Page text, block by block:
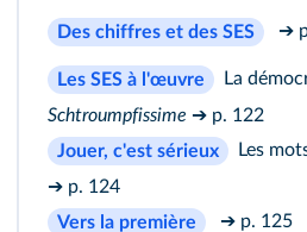
Des chiffres et des SES ➔
Les SES à l'œuvre La
Schtroumpfissime ➔ p. 122
Jouer, c'est sérieux
Les
➔ p. 124
Vers la première
➔ p. 125